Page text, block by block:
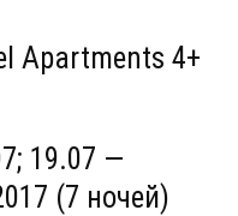
Apartments 4+
19.07 —
(7 ночей)